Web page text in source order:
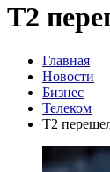
Т2
Главная
Новости
Бизнес
Телеком
Т2